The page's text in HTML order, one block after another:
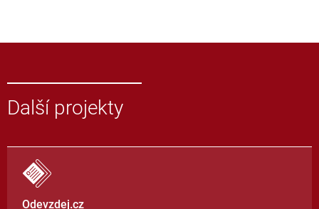
Další projekty
Odevzdej.cz